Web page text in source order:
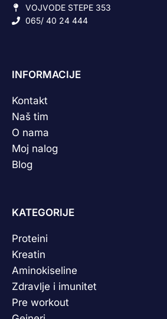
VOJVODE STEPE 353
065/ 40 24 444
INFORMACIJE
Kontakt
Naš tim
O nama
Moj nalog
Blog
KATEGORIJE
Proteini
Kreatin
Aminokiseline
Zdravlje i imunitet
Pre workout